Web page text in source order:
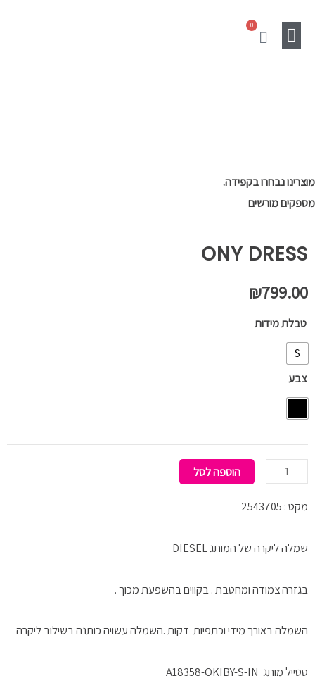
לתוכן
0
עגלת
מוצרינו נבחרו בקפידה.
מספקים מורשים
ONY DRESS
₪799.00
טבלת מידות
S
צבע
כמות
של
ONY
DRESS
הוספה לסל
מקט : 2543705
שמלה ליקרה של המותג DIESEL
בגזרה צמודה ומחטבת . בקווים בהשפעת מכוך .
השמלה באורך מידי וכתפיות דקות .השמלה עשויה כותנה בשילוב ליקרה
סטייל מותג A18358-OKIBY-S-IN